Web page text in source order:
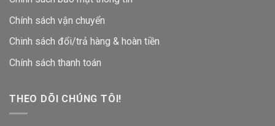
Chính sách vận chuyển
Chinh sách đổi/trả hàng & hoàn tiền
Chính sách thanh toán
THEO DÕI CHÚNG TÔI!